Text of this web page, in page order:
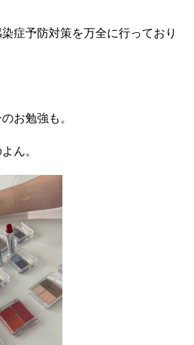
症予防対策を万全に行っており
お勉強も。
ん。